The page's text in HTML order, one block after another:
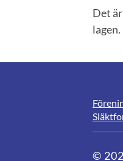
Det
lagen.
©